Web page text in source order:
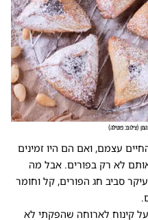
(צילום: פוטילה)
עצמם, ואם הם היו זמינים
אותם לא רק בפורים. אבל מה
סביב חג הפורים, קל וחומר
קינוח לארוחה שהפקתי לא